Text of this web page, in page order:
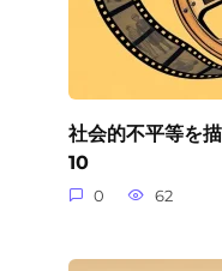
社会的不平等を
10
0 62